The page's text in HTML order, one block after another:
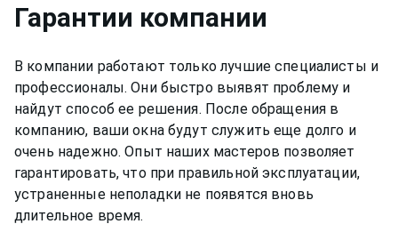
Гарантии компании
В компании работают только лучшие специалисты и
профессионалы. Они быстро выявят проблему и
найдут способ ее решения. После обращения в
компанию, ваши окна будут служить еще долго и
очень надежно. Опыт наших мастеров позволяет
гарантировать, что при правильной эксплуатации,
устраненные неполадки не появятся вновь
длительное время.